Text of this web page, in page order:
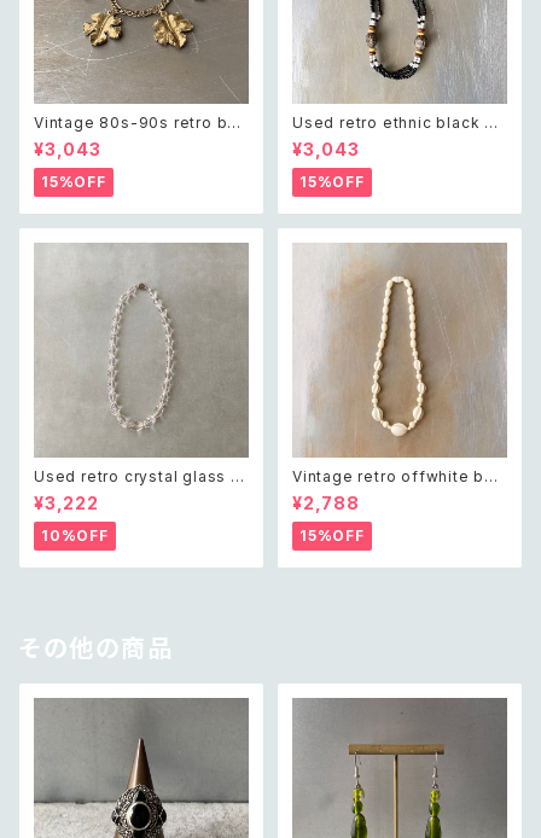
Vintage 80s-90s retro bot
anical leaf charm bracelet
レトロ ヴィンテージ アクセサリ
ー ゴールド ボタニカル リーフ
チャーム ブレスレット
¥3,043
15%OFF
Used retro ethnic black be
ads necklace レトロ ユーズ
ド アクセサリー エスニック ブラ
ック ビーズ ネックレス
¥3,043
15%OFF
Used retro crystal glass b
eads necklace レトロ ユーズ
ド アクセサリー クリスタル ガラ
ス ビーズ ネックレス
¥3,222
10%OFF
Vintage retro offwhite bea
ds necklace レトロ ヴィンテ
ージ アクセサリー オフホワイト
ビーズ ネックレス
¥2,788
15%OFF
その他の商品